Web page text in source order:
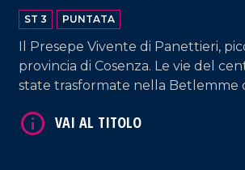
ST 3 PUNTATA
Il Presepe Vivente di Panettieri,
provincia di Cosenza. Le vie del
state trasformate nella Betlemme
VAI AL TITOLO